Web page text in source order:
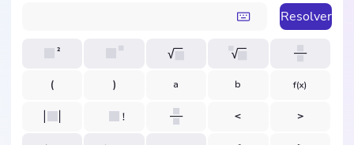
Resolver